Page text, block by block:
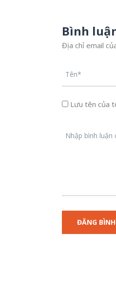
Bình
Địa chỉ email
Lưu tên của